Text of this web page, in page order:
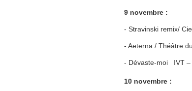
9 novembre :
- Stravinski remix/
- Aeterna / Théâtre
- Dévaste-moi IVT –
10 novembre :